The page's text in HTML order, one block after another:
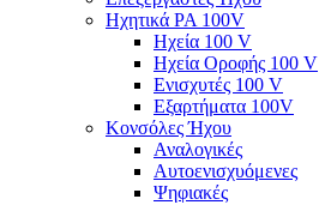
Ηχητικά PA 100V
Ηχεία 100 V
Ηχεία Οροφής 100 V
Ενισχυτές 100 V
Εξαρτήματα 100V
Κονσόλες Ήχου
Αναλογικές
Αυτοενισχυόμενες
Ψηφιακές